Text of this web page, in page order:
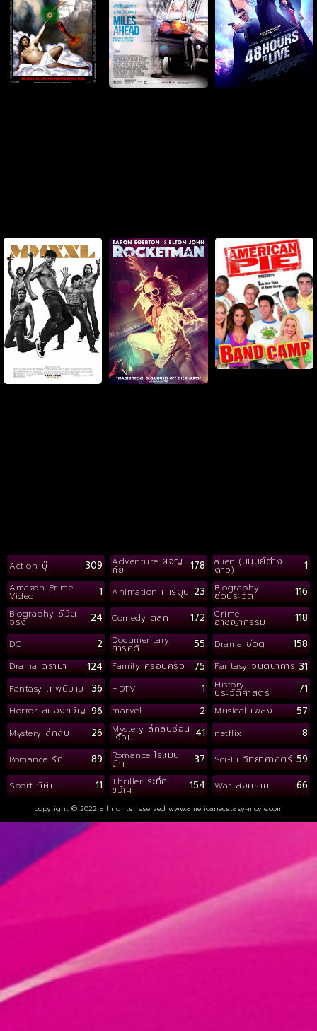
Action บู๊ 309 Adventure ผจญ
ภัย 178 alien (มนุษย์ต่าง
ดาว) 1
Amazon Prime
Video 1 Animation การ์ตูน 23 Biography
ชีวประวัติ 116
Biography ชีวิต
จริง 24 Comedy ตลก 172 Crime
อาชญากรรม 118
DC 2 Documentary
สารคดี 55 Drama ชีวิต 158
Drama ดราม่า 124 Family ครอบครัว 75 Fantasy จินตนาการ 31
Fantasy เทพนิยาย 36 HDTV 1 History
ประวัติศาสตร์ 71
Horror สยองขวัญ 96 marvel 2 Musical เพลง 57
Mystery ลึกลับ 26 Mystery ลึกลับซ่อน
เงื่อน 41 netflix 8
Romance รัก 89 Romance โรแมน
ติก 37 Sci-Fi วิทยาศาสตร์ 59
Sport กีฬา 11 Thriller ระทึก
ขวัญ 154 War สงคราม 66
copyright © 2022 all rights reserved www.americanecstasy-movie.com